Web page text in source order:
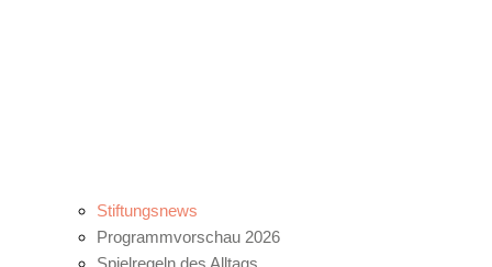
Stiftungsnews
Programmvorschau 2026